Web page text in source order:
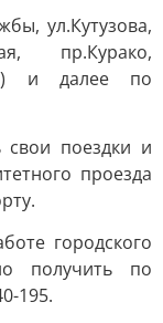
ул.Кутузова,
пр.Курако,
и далее по
свои поездки и
проезда
городского
получить по
195.